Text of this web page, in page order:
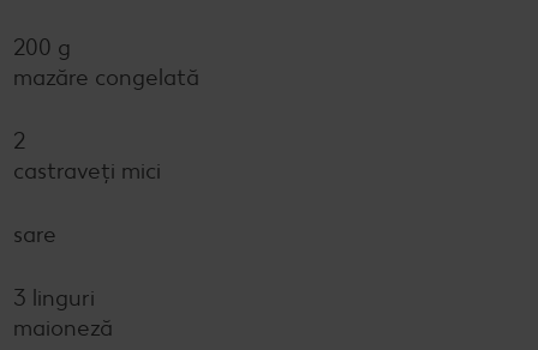
200 g
mazăre congelată
2
castraveți mici
sare
3 linguri
maioneză